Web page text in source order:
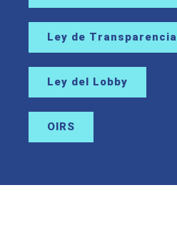
Ley de Transparencia
Ley del Lobby
OIRS